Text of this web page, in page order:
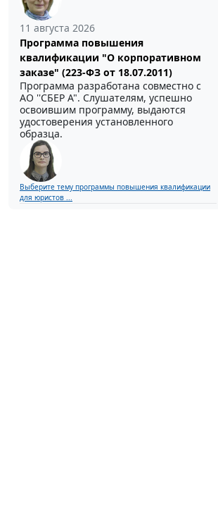
11 августа 2026
Программа повышения
квалификации "О корпоративном
заказе" (223-ФЗ от 18.07.2011)
Программа разработана совместно с
АО ''СБЕР А". Слушателям, успешно
освоившим программу, выдаются
удостоверения установленного
образца.
Выберите тему программы повышения квалификации
для юристов ...